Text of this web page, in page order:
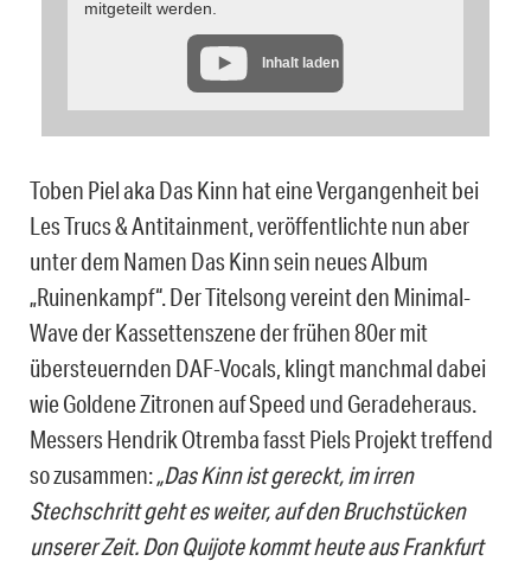
mitgeteilt werden.
Inhalt laden
Toben Piel aka Das Kinn hat eine Vergangenheit bei
Les Trucs & Antitainment, veröffentlichte nun aber
unter dem Namen Das Kinn sein neues Album
„Ruinenkampf“. Der Titelsong vereint den Minimal-
Wave der Kassettenszene der frühen 80er mit
übersteuernden DAF-Vocals, klingt manchmal dabei
wie Goldene Zitronen auf Speed und Geradeheraus.
Messers Hendrik Otremba fasst Piels Projekt treffend
so zusammen:„Das Kinn ist gereckt, im irren
Stechschritt geht es weiter, auf den Bruchstücken
unserer Zeit. Don Quijote kommt heute aus Frankfurt